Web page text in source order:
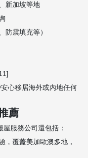
新加坡等地
防震填充等）
心移居海外或內地任何
薦
服務公司還包括：
，覆蓋美加歐澳多地，